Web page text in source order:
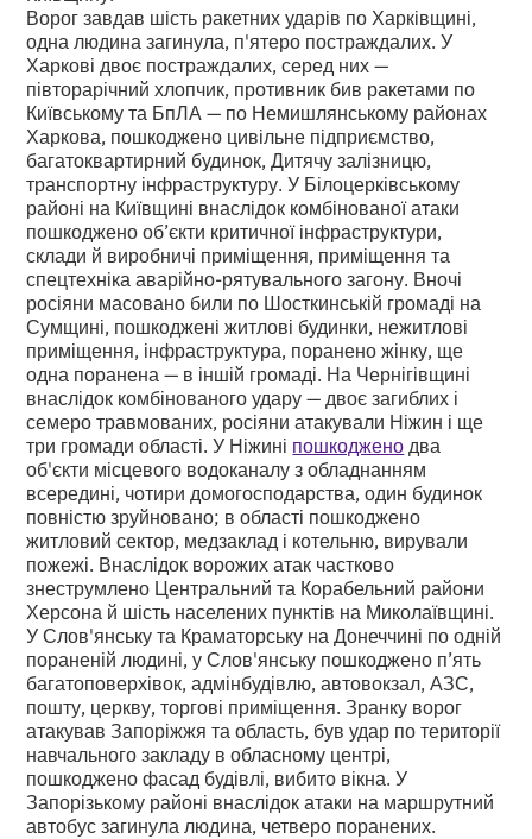
Ворог завдав шість ракетних ударів по Харківщині,
одна людина загинула, п'ятеро постраждалих. У
Харкові двоє постраждалих, серед них —
півторарічний хлопчик, противник бив ракетами по
Київському та БпЛА — по Немишлянському районах
Харкова, пошкоджено цивільне підприємство,
багатоквартирний будинок, Дитячу залізницю,
транспортну інфраструктуру. У Білоцерківському
районі на Київщині внаслідок комбінованої атаки
пошкоджено об’єкти критичної інфраструктури,
склади й виробничі приміщення, приміщення та
спецтехніка аварійно-рятувального загону. Вночі
росіяни масовано били по Шосткинській громаді на
Сумщині, пошкоджені житлові будинки, нежитлові
приміщення, інфраструктура, поранено жінку, ще
одна поранена — в іншій громаді. На Чернігівщині
внаслідок комбінованого удару — двоє загиблих і
семеро травмованих, росіяни атакували Ніжин і ще
три громади області. У Ніжині пошкоджено два
об'єкти місцевого водоканалу з обладнанням
всередині, чотири домогосподарства, один будинок
повністю зруйновано; в області пошкоджено
житловий сектор, медзаклад і котельню, вирували
пожежі. Внаслідок ворожих атак частково
знеструмлено Центральний та Корабельний райони
Херсона й шість населених пунктів на Миколаївщині.
У Слов'янську та Краматорську на Донеччині по одній
пораненій людині, у Слов'янську пошкоджено п’ять
багатоповерхівок, адмінбудівлю, автовокзал, АЗС,
пошту, церкву, торгові приміщення. Зранку ворог
атакував Запоріжжя та область, був удар по території
навчального закладу в обласному центрі,
пошкоджено фасад будівлі, вибито вікна. У
Запорізькому районі внаслідок атаки на маршрутний
автобус загинула людина, четверо поранених.